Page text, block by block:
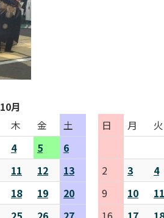
月
木 金
土
4 5
6
11 12
13
18 19
20
日 月 火
2 3
4
9
10
11